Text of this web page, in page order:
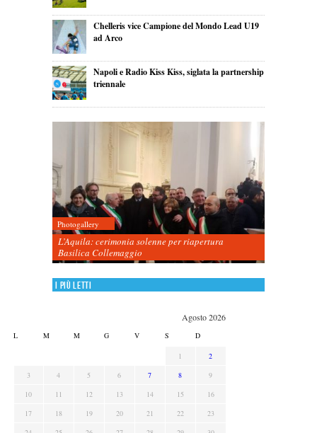
Chelleris vice Campione del Mondo Lead U19
ad Arco
Napoli e Radio Kiss Kiss, siglata la partnership
triennale
Photogallery
L’Aquila: cerimonia solenne per riapertura
Basilica Collemaggio
I più letti
Agosto 2026
L M M G V S D
1
2
3
4 5 6 7 8
9
10
11 12 13 14 15
16
17
18 19 20 21 22
23